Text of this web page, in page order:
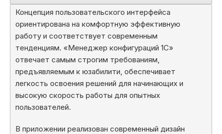
Концепция пользовательского интерфейса
ориентирована на комфортную эффективную
работу и соответствует современным
тенденциям. «Менеджер конфигураций 1С»
отвечает самым строгим требованиям,
предъявляемым к юзабилити, обеспечивает
легкость освоения решений для начинающих и
высокую скорость работы для опытных
пользователей.
В приложении реализован современный дизайн